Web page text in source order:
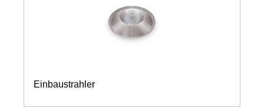
Einbaustrahler